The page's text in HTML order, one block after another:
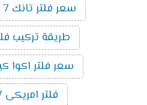
سعر فلتر تانك 7 مراحل 2018
طريقة تركيب فلتر ٧
سعر فلتر اكوا كيارا 7
فلتر امريكى 7 مراحل